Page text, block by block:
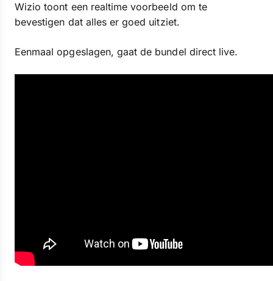
Wizio toont een realtime voorbeeld om te
bevestigen dat alles er goed uitziet.
Eenmaal opgeslagen, gaat de bundel direct live.